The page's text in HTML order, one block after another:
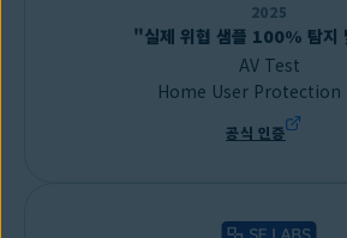
2025
"실제 위협 샘플 100% 탐지
AV Test
Home User Protection
공식 인증